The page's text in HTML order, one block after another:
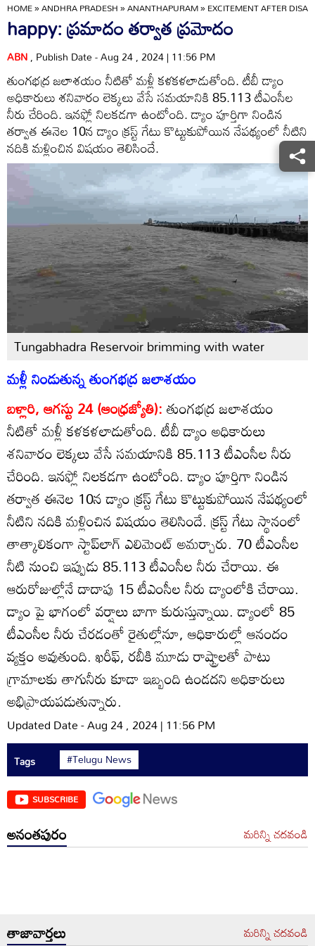
HOME»ANDHRA PRADESH»ANANTHAPURAM»EXCITEMENT AFTER
happy: ప్రమాదం తర్వాత ప్రమోదం
ABN, Publish Date - Aug 24 , 2024 | 11:56 PM
తుంగభద్ర జలాశయం నీటితో మళ్లీ కళకళలాడుతోంది. టీబీ డ్యాం
అధికారులు శనివారం లెక్కలు వేసే సమయానికి 85.113 టీఎంసీల
నీరు చేరింది. ఇనఫ్లో నిలకడగా ఉంటోంది. డ్యాం పూర్తిగా నిండిన
తర్వాత ఈనెల 10న డ్యాం క్రస్ట్‌ గేటు కొట్టుకుపోయిన నేపథ్యంలో నీటిని
నదికి మళ్లించిన విషయం తెలిసిందే.
Tungabhadra Reservoir brimming with water
మళ్లీ నిండుతున్న తుంగభద్ర జలాశయం
బళ్లారి, ఆగస్టు 24 (ఆంధ్రజ్యోతి):తుంగభద్ర జలాశయం
నీటితో మళ్లీ కళకళలాడుతోంది. టీబీ డ్యాం అధికారులు
శనివారం లెక్కలు వేసే సమయానికి 85.113 టీఎంసీల నీరు
చేరింది. ఇనఫ్లో నిలకడగా ఉంటోంది. డ్యాం పూర్తిగా నిండిన
తర్వాత ఈనెల 10న డ్యాం క్రస్ట్‌ గేటు కొట్టుకుపోయిన నేపథ్యంలో
నీటిని నదికి మళ్లించిన విషయం తెలిసిందే. క్రస్ట్‌ గేటు స్థానంలో
తాత్కాలికంగా స్టాప్‌లాగ్‌ ఎలిమెంట్‌ అమర్చారు. 70 టీఎంసీల
నీటి నుంచి ఇప్పుడు 85.113 టీఎంసీల నీరు చేరాయి. ఈ
ఆరురోజుల్లోనే దాదాపు 15 టీఎంసీల నీరు డ్యాంలోకి చేరాయి.
డ్యాం పై భాగంలో వర్షాలు బాగా కురుస్తున్నాయి. డ్యాంలో 85
టీఎంసీల నీరు చేరడంతో రైతుల్లోనూ, ఆధికారుల్లో ఆనందం
వ్యక్తం అవుతుంది. ఖరీఫ్‌, రబీకి మూడు రాష్ట్రాలతో పాటు
గ్రామాలకు తాగునీరు కూడా ఇబ్బంది ఉండదని అధికారులు
అభిప్రాయపడుతున్నారు.
Updated Date - Aug 24 , 2024 | 11:56 PM
Tags #Telugu News
SUBSCRIBE
అనంతపురం మరిన్ని చదవండి
తాజావార్తలు మరిన్ని చదవండి